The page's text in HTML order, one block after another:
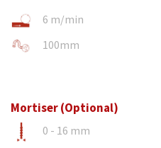
6 m/min
100mm
Mortiser (Optional)
0 - 16 mm